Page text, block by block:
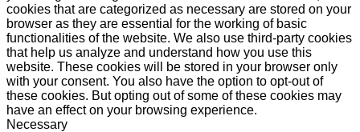
cookies that are categorized as necessary are stored on your
browser as they are essential for the working of basic
functionalities of the website. We also use third-party cookies
that help us analyze and understand how you use this
website. These cookies will be stored in your browser only
with your consent. You also have the option to opt-out of
these cookies. But opting out of some of these cookies may
have an effect on your browsing experience.
Necessary